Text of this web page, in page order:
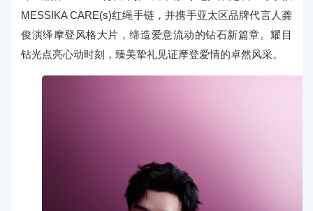
MESSIKA CARE(s)红绳手链，并携手亚太区品牌代言人龚
俊演绎摩登风格大片，缔造爱意流动的钻石新篇章。耀目
钻光点亮心动时刻，臻美挚礼见证摩登爱情的卓然风采。